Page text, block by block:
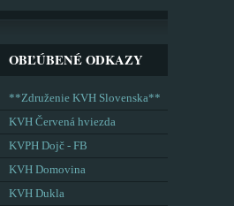
OBĽÚBENÉ ODKAZY
**Združenie KVH Slovenska**
KVH Červená hviezda
KVPH Dojč - FB
KVH Domovina
KVH Dukla